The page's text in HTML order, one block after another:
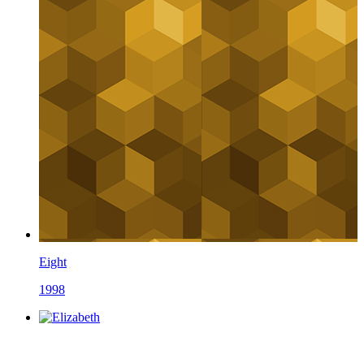
Eight
1998